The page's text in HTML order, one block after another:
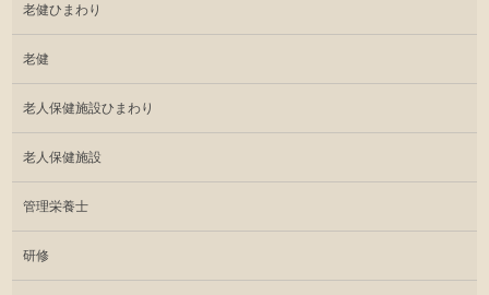
老健ひまわり
老健
老人保健施設ひまわり
老人保健施設
管理栄養士
研修